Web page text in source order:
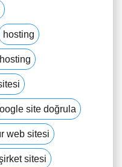
hosting
site doğrula
web sitesi
sitesi